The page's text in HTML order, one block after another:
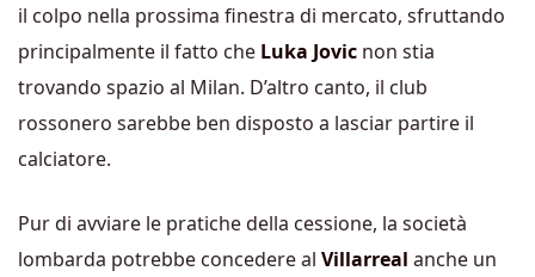
il colpo nella prossima finestra di mercato, sfruttando
principalmente il fatto che Luka Jovic non stia
trovando spazio al Milan. D’altro canto, il club
rossonero sarebbe ben disposto a lasciar partire il
calciatore.
Pur di avviare le pratiche della cessione, la società
lombarda potrebbe concedere al Villarreal anche un